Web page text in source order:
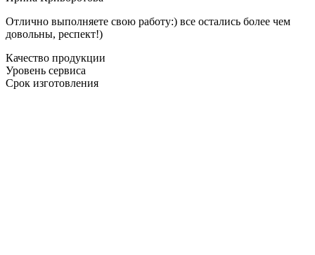
Отлично выполняете свою работу:) все остались более чем
довольны, респект!)
Качество продукции
Уровень сервиса
Срок изготовления